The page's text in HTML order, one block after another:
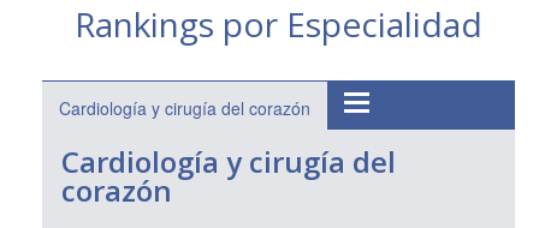
Rankings por Especialidad
Cardiología y cirugía del corazón
Cardiología y cirugía del
corazón